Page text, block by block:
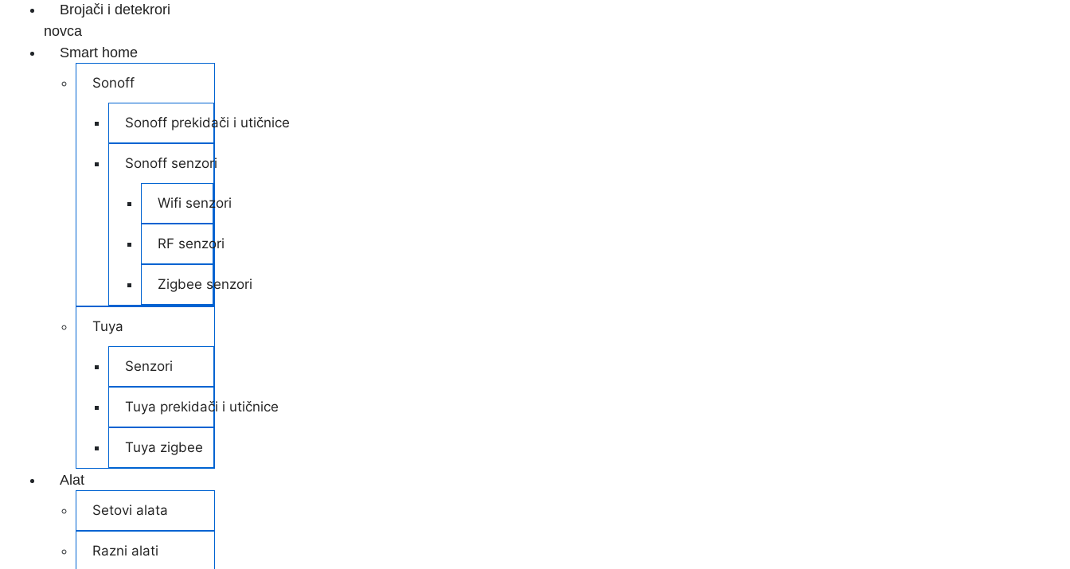
Brojači i detekrori
novca
Smart home
Sonoff
Sonoff prekidači i utičnice
Sonoff senzori
Wifi senzori
RF senzori
Zigbee senzori
Tuya
Senzori
Tuya prekidači i utičnice
Tuya zigbee
Alat
Setovi alata
Razni alati